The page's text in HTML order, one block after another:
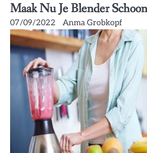
Maak Nu Je Blender Schoon
07/09/2022 Anma Grobkopf